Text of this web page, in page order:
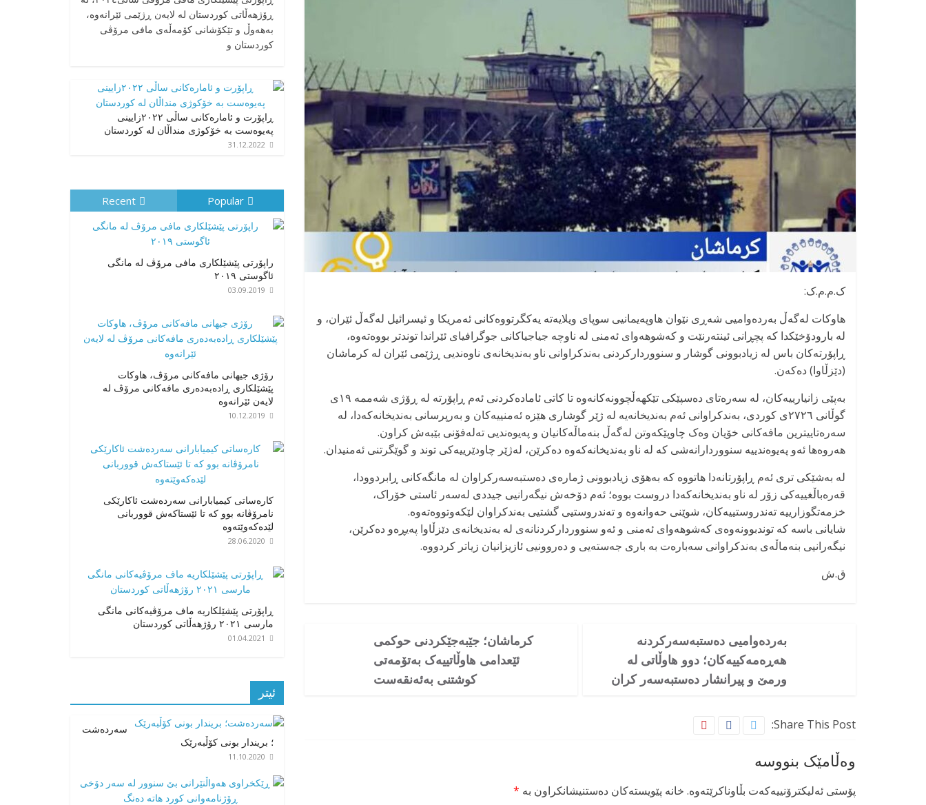
ک.م.م.ک:
هاوکات لەگەڵ بەردەوامیی شەڕی نێوان هاوپەیمانیی سوپای ویلایەتە یەکگرتووەکانی ئەمریکا و ئیسرائیل لەگەڵ ئێران، و
لە بارودۆخێکدا کە پچڕانی ئینتەرنێت و کەشوهەوای ئەمنی لە ناوچە جیاجیاکانی جوگرافیای ئێراندا توندتر بووەتەوە،
ڕاپۆرتەکان باس لە زیادبوونی گوشار و سنووردارکردنی بەندکراوانی ناو بەندیخانەی ناوەندیی ڕژێمی ئێران لە کرماشان
(دێزڵاوا) دەکەن.
بەپێی زانیارییەکان، لە سەرەتای دەسپێکی تێکهەڵچوونەکانەوە تا کاتی ئامادەکردنی ئەم ڕاپۆرتە لە ڕۆژی شەممە ١٩ی
گوڵانی ٢٧٢٦ی کوردی، بەندکراوانی ئەم بەندیخانەیە لە ژێر گوشاری هێزە ئەمنییەکان و بەرپرسانی بەندیخانەکەدا، لە
سەرەتاییترین مافەکانی خۆیان وەک چاوپێکەوتن لەگەڵ بنەماڵەکانیان و پەیوەندیی تەلەفۆنی بێبەش کراون.
هەروەها ئەو پەیوەندییە سنووردارانەشی کە لە ناو بەندیخانەکەوە دەکرێن، لەژێر چاودێرییەکی توند و گوێگرتنی ئەمنیدان.
لە بەشێکی تری ئەم ڕاپۆرتانەدا هاتووە کە بەهۆی زیادبوونی ژمارەی دەستبەسەرکراوان لە مانگەکانی ڕابردوودا،
قەرەباڵغییەکی زۆر لە ناو بەندیخانەکەدا دروست بووە؛ ئەم دۆخەش نیگەرانیی جیددی لەسەر ئاستی خۆراک،
خزمەتگوزارییە تەندروستییەکان، شوێنی حەوانەوە و تەندروستیی گشتیی بەندکراوان لێکەوتووەتەوە.
شایانی باسە کە توندبوونەوەی کەشوهەوای ئەمنی و ئەو سنووردارکردنانەی لە بەندیخانەی دێزڵاوا پەیڕەو دەکرێن،
نیگەرانیی بنەماڵەی بەندکراوانی سەبارەت بە باری جەستەیی و دەروونیی ئازیزانیان زیاتر کردووە.
ق.ش
بەردەوامیی دەستبەسەرکردنە
هەڕەمەکییەکان؛ دوو هاوڵاتی لە
ورمێ و پیرانشار دەستبەسەر کران
کرماشان؛ جێبەجێکردنی حوکمی
ئێعدامی هاوڵاتییەک بەتۆمەتی
کوشتنی بەئەنقەست
Share This Post:
وەڵامێک بنووسە
پۆستی ئەلیکترۆنییەکەت بڵاوناکرێتەوە. خانە پێویستەکان دەستنیشانکراون بە *
ڕۆژهەڵاتی کوردستان له لایەن ڕژێمی ئێرانەوە،
بە‎هەوڵ و تێکۆشانی کۆمەڵەی مافی مرۆڤی
کوردستان و
ڕاپۆرت و ئامارەکانی ساڵی ٢٠٢٢زایینی
پەیوەست بە خۆکوژی منداڵان لە کوردستان
31.12.2022
Popular
Recent
راپۆرتی پێشێلكاری مافی مرۆڤ له‌ مانگی
ئاگوستی ٢٠١٩
03.09.2019
رۆژی جیهانی مافەکانی مرۆڤ، هاوکات
پێشێلکاری ڕادەبەدەری مافەکانی مرۆڤ لە
لایەن ئێرانەوە
10.12.2019
کارەساتی کیمیابارانی سەردەشت ئاکارێکی
نامرۆڤانە بوو کە تا ئێستاکەش قووربانی
لێدەکەوێتەوە
28.06.2020
ڕاپۆرتی پێشێلکاریە ماف مرۆڤیەکانی مانگی
مارسی ٢٠٢١ رۆژهەڵاتی کوردستان
01.04.2021
ئیتر
سەردەشت
؛ بریندار بونی کۆڵبەرێک
11.10.2020